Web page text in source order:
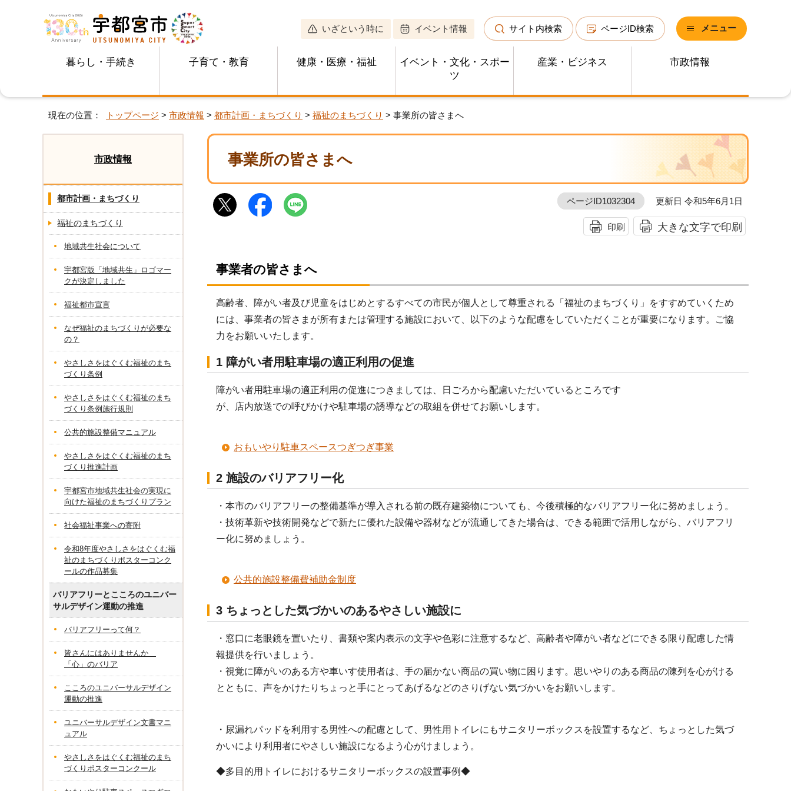
いざという時に イベント情報 サイト内検索 ページID検索 メニュー
暮らし・手続き 子育て・教育 健康・医療・福祉
イベント・文化・スポー
ツ
産業・ビジネス 市政情報
現在の位置： トップページ > 市政情報 > 都市計画・まちづくり > 福祉のまちづくり > 事業所の皆さまへ
事業所の皆さまへ
ページID1032304 更新日 令和5年6月1日
印刷 大きな文字で印刷
事業者の皆さまへ
高齢者、障がい者及び児童をはじめとするすべての市民が個人として尊重される「福祉のまちづくり」をすすめていくため
には、事業者の皆さまが所有または管理する施設において、以下のような配慮をしていただくことが重要になります。ご協
力をお願いいたします。
1 障がい者用駐車場の適正利用の促進
障がい者用駐車場の適正利用の促進につきましては、日ごろから配慮いただいているところです
が、店内放送での呼びかけや駐車場の誘導などの取組を併せてお願いします。
おもいやり駐車スペースつぎつぎ事業
2 施設のバリアフリー化
・本市のバリアフリーの整備基準が導入される前の既存建築物についても、今後積極的なバリアフリー化に努めましょう。
・技術革新や技術開発などで新たに優れた設備や器材などが流通してきた場合は、できる範囲で活用しながら、バリアフリ
ー化に努めましょう。
公共的施設整備費補助金制度
3 ちょっとした気づかいのあるやさしい施設に
・窓口に老眼鏡を置いたり、書類や案内表示の文字や色彩に注意するなど、高齢者や障がい者などにできる限り配慮した情
報提供を行いましょう。
・視覚に障がいのある方や車いす使用者は、手の届かない商品の買い物に困ります。思いやりのある商品の陳列を心がける
とともに、声をかけたりちょっと手にとってあげるなどのさりげない気づかいをお願いします。
・尿漏れパッドを利用する男性への配慮として、男性用トイレにもサニタリーボックスを設置するなど、ちょっとした気づ
かいにより利用者にやさしい施設になるよう心がけましょう。
◆多目的用トイレにおけるサニタリーボックスの設置事例◆
市政情報
都市計画・まちづくり
福祉のまちづくり
地域共生社会について
宇都宮版「地域共生」ロゴマー
クが決定しました
福祉都市宣言
なぜ福祉のまちづくりが必要な
の？
やさしさをはぐくむ福祉のまち
づくり条例
やさしさをはぐくむ福祉のまち
づくり条例施行規則
公共的施設整備マニュアル
やさしさをはぐくむ福祉のまち
づくり推進計画
宇都宮市地域共生社会の実現に
向けた福祉のまちづくりプラン
社会福祉事業への寄附
令和8年度やさしさをはぐくむ福
祉のまちづくりポスターコンク
ールの作品募集
バリアフリーとこころのユニバー
サルデザイン運動の推進
バリアフリーって何？
皆さんにはありませんか
「心」のバリア
こころのユニバーサルデザイン
運動の推進
ユニバーサルデザイン文書マニ
ュアル
やさしさをはぐくむ福祉のまち
づくりポスターコンクール